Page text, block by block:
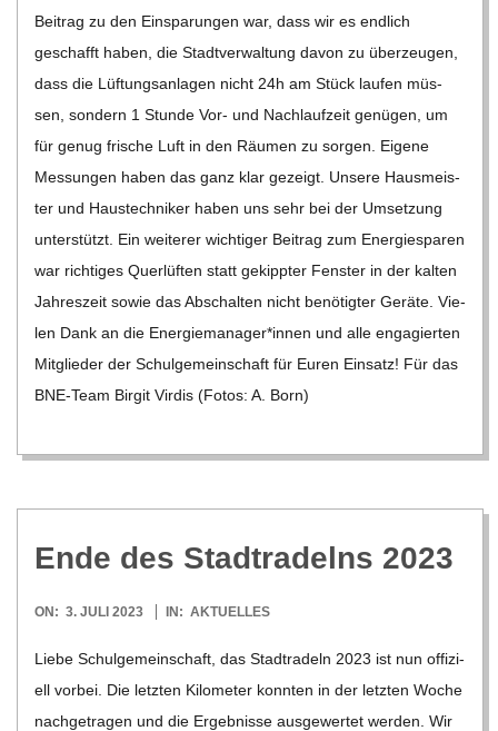
Bei­trag zu den Ein­spa­run­gen war, dass wir es end­lich
geschafft haben, die Stadt­ver­wal­tung davon zu über­zeu­gen,
dass die Lüf­tungs­an­la­gen nicht 24h am Stück lau­fen müs­
sen, son­dern 1 Stunde Vor- und Nach­lauf­zeit genü­gen, um
für genug fri­sche Luft in den Räu­men zu sor­gen. Eigene
Mes­sun­gen haben das ganz klar gezeigt. Unsere Haus­meis­
ter und Haus­tech­ni­ker haben uns sehr bei der Umset­zung
unter­stützt. Ein wei­te­rer wich­ti­ger Bei­trag zum Ener­gie­spa­ren
war rich­ti­ges Quer­lüf­ten statt gekipp­ter Fens­ter in der kal­ten
Jah­res­zeit sowie das Abschal­ten nicht benö­tig­ter Geräte. Vie­
len Dank an die Energiemanager*innen und alle enga­gier­ten
Mit­glie­der der Schul­ge­mein­schaft für Euren Ein­satz! Für das
BNE-Team Bir­git Vir­dis (Fotos: A. Born)
Ende des Stadt­ra­delns 2023
2023-
ON: 3. JULI 2023 IN: AKTUELLES
Liebe Schul­ge­mein­schaft, das Stadt­ra­deln 2023 ist nun offi­zi­
ell vor­bei. Die letz­ten Kilo­me­ter konn­ten in der letz­ten Woche
nach­ge­tra­gen und die Ergeb­nisse aus­ge­wer­tet wer­den. Wir